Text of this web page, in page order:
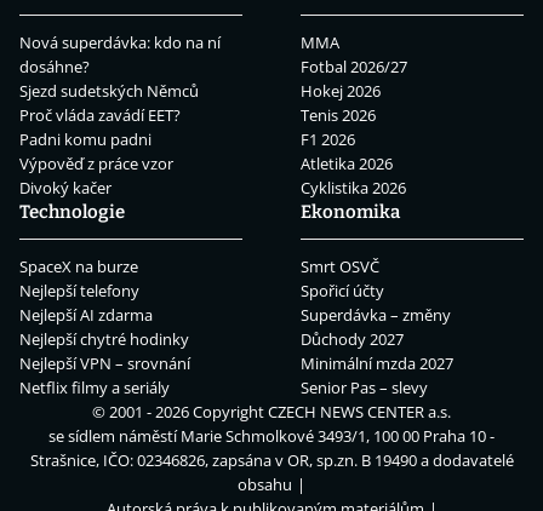
Nová superdávka: kdo na ní
dosáhne?
Sjezd sudetských Němců
Proč vláda zavádí EET?
Padni komu padni
Výpověď z práce vzor
Divoký kačer
MMA
Fotbal 2026/27
Hokej 2026
Tenis 2026
F1 2026
Atletika 2026
Cyklistika 2026
Technologie
SpaceX na burze
Nejlepší telefony
Nejlepší AI zdarma
Nejlepší chytré hodinky
Nejlepší VPN – srovnání
Netflix filmy a seriály
Ekonomika
Smrt OSVČ
Spořicí účty
Superdávka – změny
Důchody 2027
Minimální mzda 2027
Senior Pas – slevy
© 2001 - 2026 CopyrightCZECH NEWS CENTER a.s.
se sídlem náměstí Marie Schmolkové 3493/1, 100 00 Praha 10 -
Strašnice, IČO: 02346826, zapsána v OR, sp.zn. B 19490 a dodavatelé
obsahu